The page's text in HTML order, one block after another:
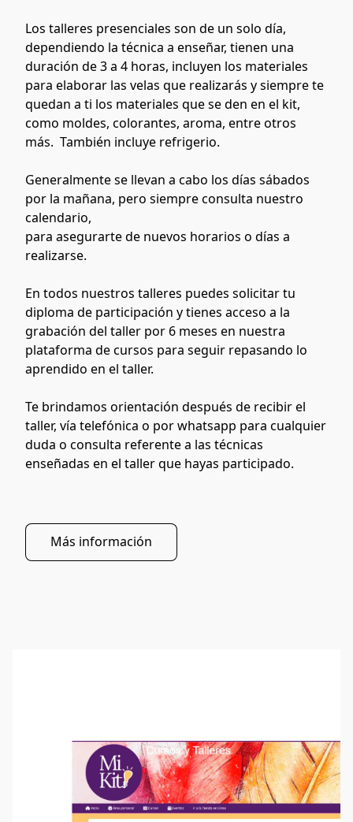
Los talleres presenciales son de un solo día,
dependiendo la técnica a enseñar, tienen una
duración de 3 a 4 horas, incluyen los materiales
para elaborar las velas que realizarás y siempre te
quedan a ti los materiales que se den en el kit,
como moldes, colorantes, aroma, entre otros
más.  También incluye refrigerio.
Generalmente se llevan a cabo los días sábados
por la mañana, pero siempre consulta nuestro
calendario,
para asegurarte de nuevos horarios o días a
realizarse.
En todos nuestros talleres puedes solicitar tu
diploma de participación y tienes acceso a la
grabación del taller por 6 meses en nuestra
plataforma de cursos para seguir repasando lo
aprendido en el taller.
Te brindamos orientación después de recibir el
taller, vía telefónica o por whatsapp para cualquier
duda o consulta referente a las técnicas
enseñadas en el taller que hayas participado.
Más información